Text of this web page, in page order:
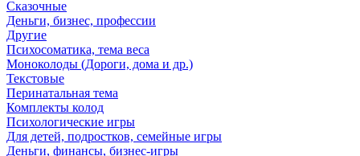
Сказочные
Деньги, бизнес, профессии
Другие
Психосоматика, тема веса
Моноколоды (Дороги, дома и др.)
Текстовые
Перинатальная тема
Комплекты колод
Психологические игры
Для детей, подростков, семейные игры
Деньги, финансы, бизнес-игры